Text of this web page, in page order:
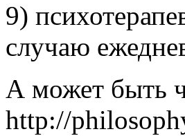
9)
случаю
А может быть
http://